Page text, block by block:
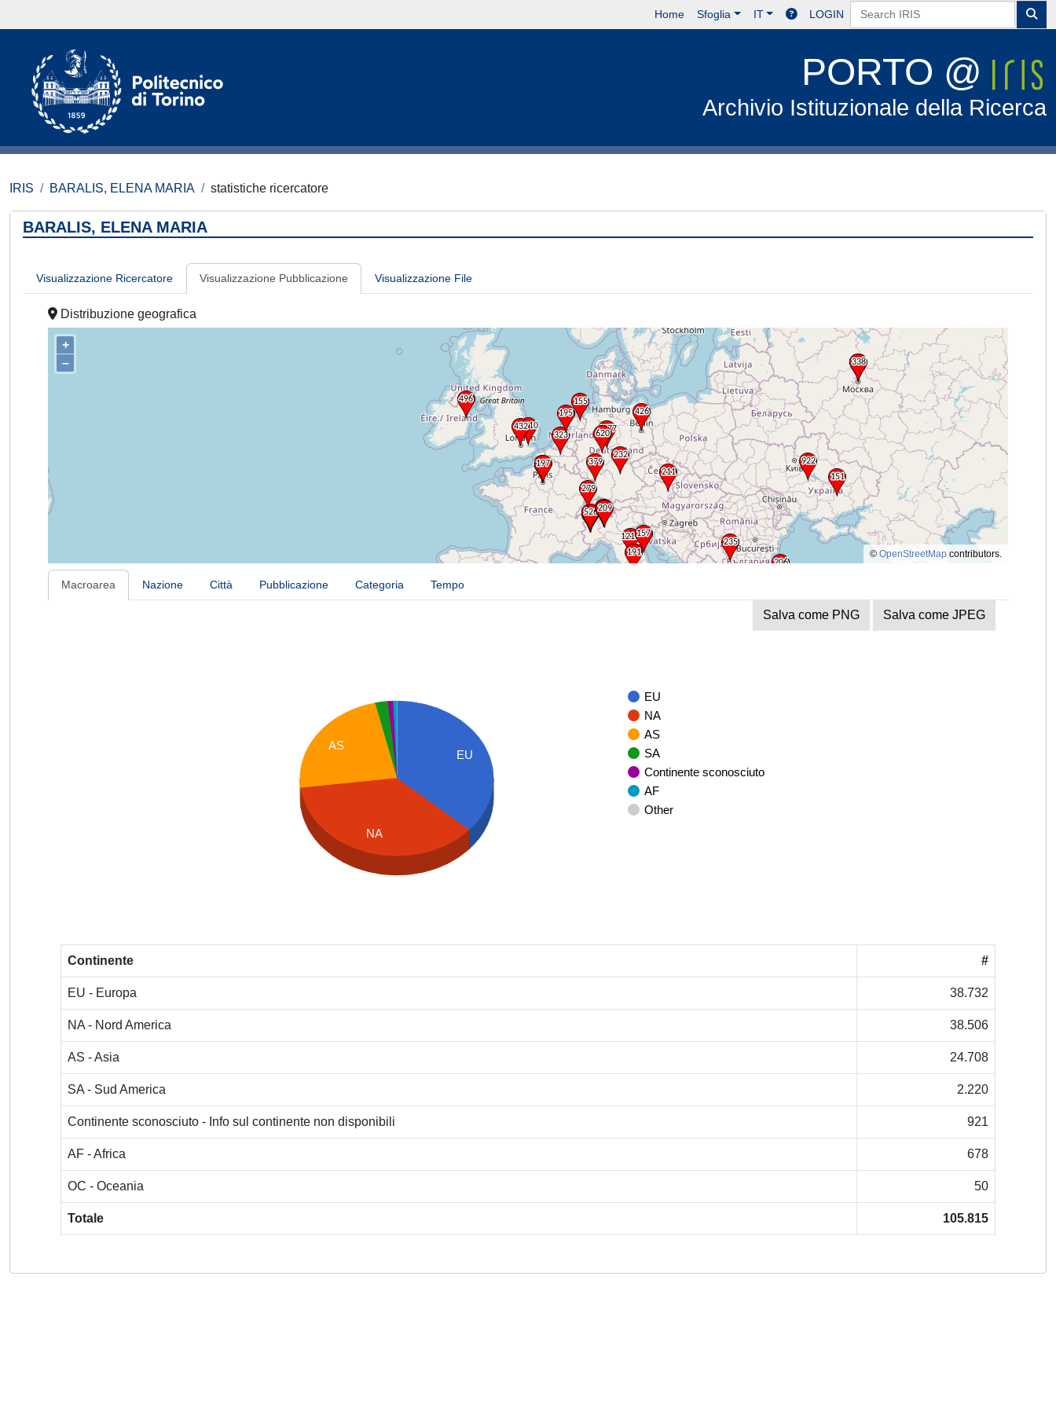
Home Sfoglia IT LOGIN
PORTO @
Archivio Istituzionale della Ricerca
IRIS BARALIS, ELENA MARIA statistiche ricercatore
BARALIS, ELENA MARIA
Visualizzazione Ricercatore Visualizzazione Pubblicazione Visualizzazione File
Distribuzione geografica
+
–
© OpenStreetMap contributors.
Macroarea Nazione Città Pubblicazione Categoria Tempo
Salva come PNG Salva come JPEG
EU
NA
AS
SA
Continente sconosciuto
AF
Other
EU
AS
NA
Continente #
EU - Europa 38.732
NA - Nord America 38.506
AS - Asia 24.708
SA - Sud America 2.220
Continente sconosciuto - Info sul continente non disponibili 921
AF - Africa 678
OC - Oceania 50
Totale 105.815